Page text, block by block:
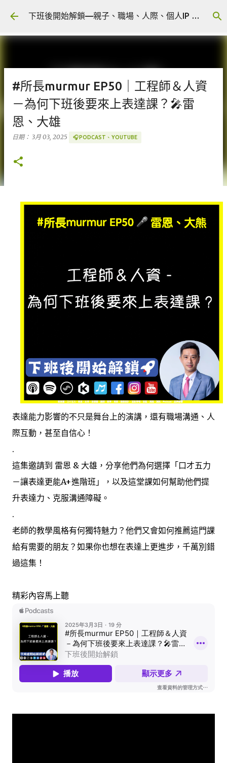
跳到主要內容 下班後開始解鎖—親子、職場、人際、個人IP 🎧 Podcast
#所長murmur EP50｜工程師＆人資
－為何下班後要來上表達課？🎤雷
恩、大雄
日期： 3月 03, 2025 🎧PODCAST、YOUTUBE
表達能力影響的不只是舞台上的演講，還有職場溝通、人
際互動，甚至自信心！
.
這集邀請到 雷恩 & 大雄，分享他們為何選擇「口才五力
－讓表達更能A+進階班」，以及這堂課如何幫助他們提
升表達力、克服溝通障礙。
.
老師的教學風格有何獨特魅力？他們又會如何推薦這門課
給有需要的朋友？如果你也想在表達上更進步，千萬別錯
過這集！
精彩內容馬上聽